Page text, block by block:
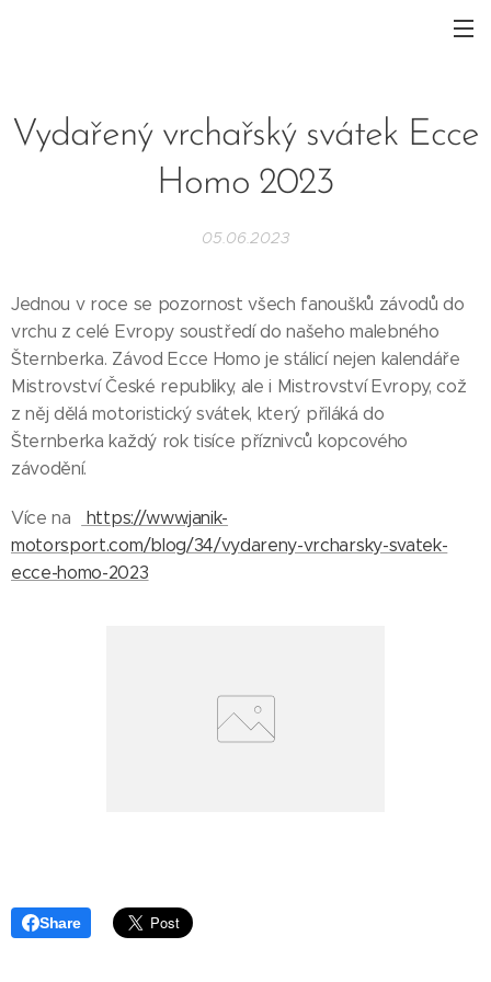
Vydařený vrchařský svátek Ecce
Homo 2023
05.06.2023
Jednou v roce se pozornost všech fanoušků závodů do
vrchu z celé Evropy soustředí do našeho malebného
Šternberka. Závod Ecce Homo je stálicí nejen kalendáře
Mistrovství České republiky, ale i Mistrovství Evropy, což
z něj dělá motoristický svátek, který přiláká do
Šternberka každý rok tisíce příznivců kopcového
závodění.
Více na
https://www.janik-
motorsport.com/blog/34/vydareny-vrcharsky-svatek-
ecce-homo-2023
Share